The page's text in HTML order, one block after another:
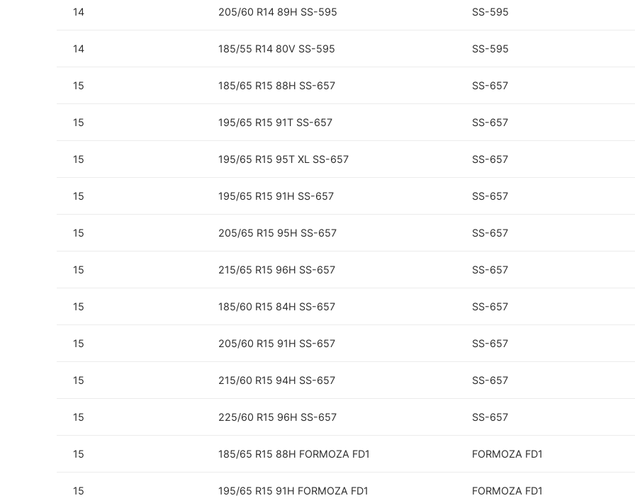
14 205/60 R14 89H SS-595 SS-595
14 185/55 R14 80V SS-595 SS-595
15 185/65 R15 88H SS-657 SS-657
15 195/65 R15 91T SS-657 SS-657
15 195/65 R15 95T XL SS-657 SS-657
15 195/65 R15 91H SS-657 SS-657
15 205/65 R15 95H SS-657 SS-657
15 215/65 R15 96H SS-657 SS-657
15 185/60 R15 84H SS-657 SS-657
15 205/60 R15 91H SS-657 SS-657
15 215/60 R15 94H SS-657 SS-657
15 225/60 R15 96H SS-657 SS-657
15 185/65 R15 88H FORMOZA FD1 FORMOZA FD1
15 195/65 R15 91H FORMOZA FD1 FORMOZA FD1